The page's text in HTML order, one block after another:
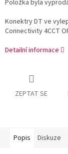
Položka byla
Konektry DT ve
Connectivity 4CCT
Detailní informace
ZEPTAT SE
Popis Diskuze